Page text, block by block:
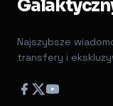
Najszybsze
transfery i